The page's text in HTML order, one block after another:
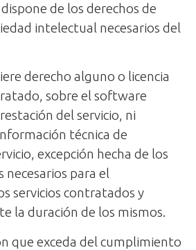
dispone de los derechos de
intelectual necesarios del
derecho alguno o licencia
sobre el software
del servicio, ni
técnica de
excepción hecha de los
necesarios para el
servicios contratados y
la duración de los mismos.
que exceda del cumplimiento